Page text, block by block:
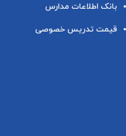
بانک اطلاعات مدارس
قیمت تدریس خصوصی